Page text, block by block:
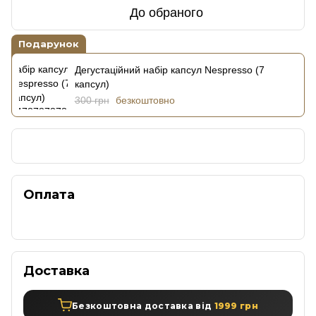
До обраного
Подарунок
Дегустаційний набір капсул Nespresso (7
капсул)
300 грн безкоштовно
Оплата
Доставка
Безкоштовна доставка від 1999 грн